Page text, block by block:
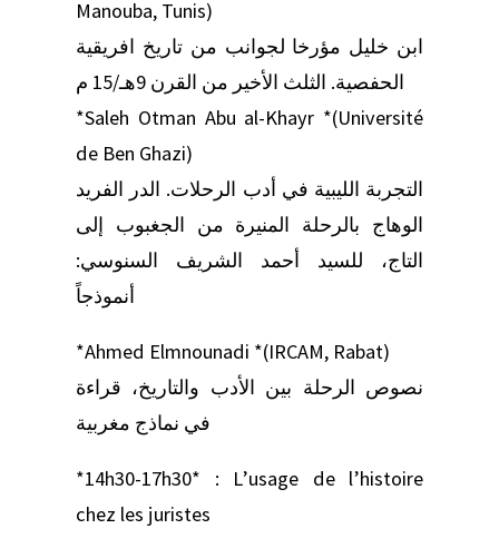
Manouba, Tunis)
ابن خليل مؤرخا لجوانب من تاريخ افريقية
الحفصية. الثلث الأخير من القرن 9هـ/15 م
*Saleh Otman Abu al-Khayr *(Université
de Ben Ghazi)
التجربة الليبية في أدب الرحلات. الدر الفريد
الوهاج بالرحلة المنيرة من الجغبوب إلى
التاج، للسيد أحمد الشريف السنوسي:
أنموذجاً
*Ahmed Elmnounadi *(IRCAM, Rabat)
نصوص الرحلة بين الأدب والتاريخ، قراءة
في نماذج مغربية
*14h30-17h30* : L’usage de l’histoire
chez les juristes